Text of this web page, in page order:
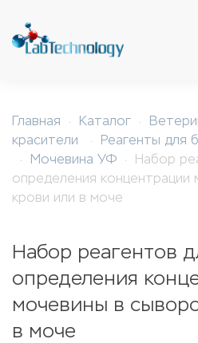
Перейти к содержимому
Главная Каталог
красители
Реагенты для
Мочевина УФ
Набор
определения
крови или в моче
Набор реагентов
определения
мочевины в
в моче